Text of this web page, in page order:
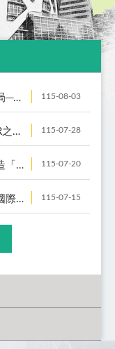
115-08-03
系
115-07-28
略
115-07-20
」
115-07-15
序